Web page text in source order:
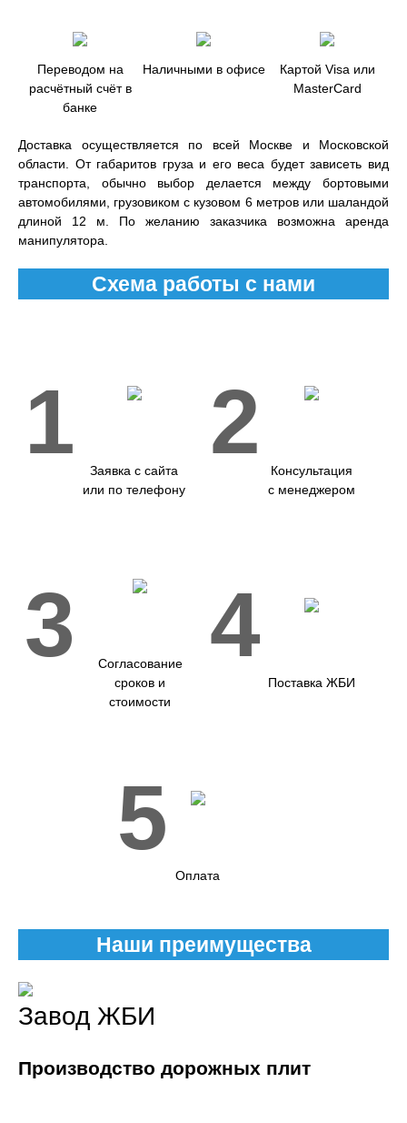
Переводом на
расчётный счёт в
банке
Наличными в офисе
Картой Visa или
MasterCard
Доставка осуществляется по всей Москве и Московской
области. От габаритов груза и его веса будет зависеть вид
транспорта, обычно выбор делается между бортовыми
автомобилями, грузовиком с кузовом 6 метров или шаландой
длиной 12 м. По желанию заказчика возможна аренда
манипулятора.
Схема работы с нами
1
Заявка с сайта
или по телефону
2
Консультация
с менеджером
3
Согласование
сроков и
стоимости
4
Поставка ЖБИ
5
Оплата
Наши преимущества
Завод ЖБИ
Производство дорожных плит